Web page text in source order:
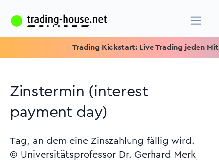
Trading Kickstart: Live Trading jeden
Zinstermin (interest
payment day)
Tag, an dem eine Zinszahlung fällig wird.
© Universitätsprofessor Dr. Gerhard Merk,